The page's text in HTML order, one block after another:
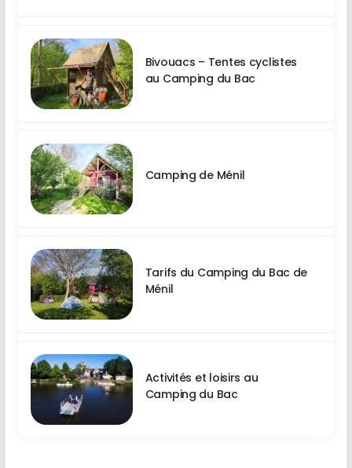
Bivouacs – Tentes cyclistes
au Camping du Bac
Camping de Ménil
Tarifs du Camping du Bac de
Ménil
Activités et loisirs au
Camping du Bac